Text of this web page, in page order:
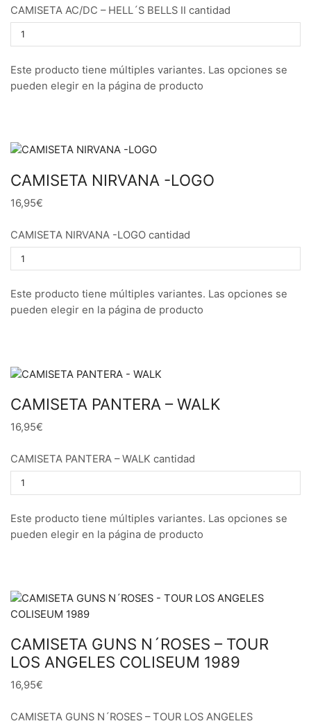
CAMISETA AC/DC – HELL´S BELLS II cantidad
Este producto tiene múltiples variantes. Las opciones se
pueden elegir en la página de producto
CAMISETA NIRVANA -LOGO
16,95€
CAMISETA NIRVANA -LOGO cantidad
Este producto tiene múltiples variantes. Las opciones se
pueden elegir en la página de producto
CAMISETA PANTERA – WALK
16,95€
CAMISETA PANTERA – WALK cantidad
Este producto tiene múltiples variantes. Las opciones se
pueden elegir en la página de producto
CAMISETA GUNS N´ROSES – TOUR
LOS ANGELES COLISEUM 1989
16,95€
CAMISETA GUNS N´ROSES – TOUR LOS ANGELES